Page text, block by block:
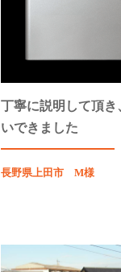
丁寧に説明して頂
いできました
長野県上田市 M様